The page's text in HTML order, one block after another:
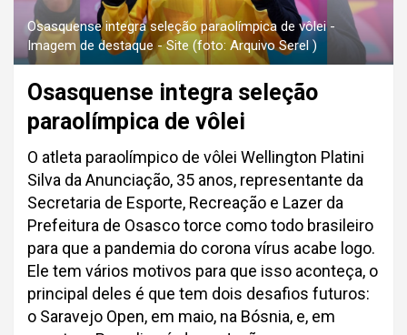
Osasquense integra seleção paraolímpica de vôlei -
Imagem de destaque - Site (foto: Arquivo Serel )
Osasquense integra seleção
paraolímpica de vôlei
O atleta paraolímpico de vôlei Wellington Platini
Silva da Anunciação, 35 anos, representante da
Secretaria de Esporte, Recreação e Lazer da
Prefeitura de Osasco torce como todo brasileiro
para que a pandemia do corona vírus acabe logo.
Ele tem vários motivos para que isso aconteça, o
principal deles é que tem dois desafios futuros:
o Saravejo Open, em maio, na Bósnia, e, em